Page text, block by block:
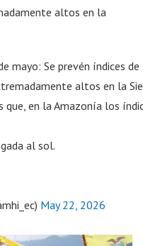
altos en la
mayo: Se prevén índices de
altos en la
que, en la Amazonía los
al sol.
May 22, 2026